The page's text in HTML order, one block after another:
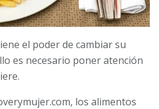
el poder de cambiar su
es necesario poner atención
los alimentos